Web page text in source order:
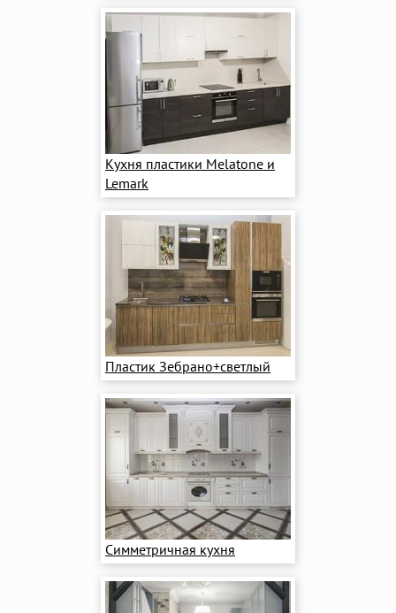
Кухня пластики Melatone и
Lemark
Пластик Зебрано+светлый
Симметричная кухня